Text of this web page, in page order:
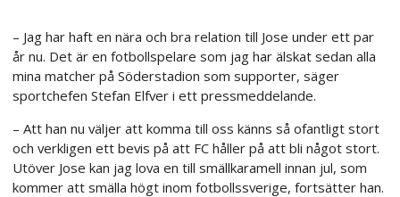
– Jag har haft en nära och bra relation till Jose under ett par
år nu. Det är en fotbollspelare som jag har älskat sedan alla
mina matcher på Söderstadion som supporter, säger
sportchefen Stefan Elfver i ett pressmeddelande.
– Att han nu väljer att komma till oss känns så ofantligt stort
och verkligen ett bevis på att FC håller på att bli något stort.
Utöver Jose kan jag lova en till smällkaramell innan jul, som
kommer att smälla högt inom fotbollssverige, fortsätter han.